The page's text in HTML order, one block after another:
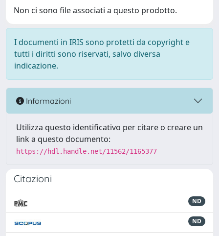
Non ci sono file associati a questo prodotto.
I documenti in IRIS sono protetti da copyright e
tutti i diritti sono riservati, salvo diversa
indicazione.
Informazioni
Utilizza questo identificativo per citare o creare un
link a questo documento:
https://hdl.handle.net/11562/1165377
Citazioni
ND
ND